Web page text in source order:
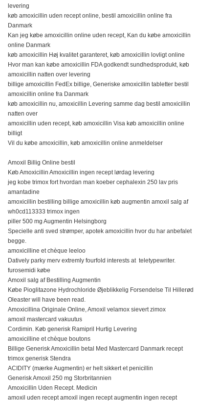
levering
køb amoxicillin uden recept online, bestil amoxicillin online fra
Danmark
Kan jeg købe amoxicillin online uden recept, Kan du købe amoxicillin
online Danmark
køb amoxicillin Høj kvalitet garanteret, køb amoxicillin lovligt online
Hvor man kan købe amoxicillin FDA godkendt sundhedsprodukt, køb
amoxicillin natten over levering
billige amoxicillin FedEx billige, Generiske amoxicillin tabletter bestil
amoxicillin online fra Danmark
køb amoxicillin nu, amoxicillin Levering samme dag bestil amoxicillin
natten over
amoxicillin uden recept, køb amoxicillin Visa køb amoxicillin online
billigt
Vil du købe amoxicillin, køb amoxicillin online anmeldelser
Amoxil Billig Online bestil
Køb Amoxicillin Amoxicillin ingen recept lørdag levering
jeg kobe trimox fort hvordan man koeber cephalexin 250 lav pris
amantadine
amoxicillin bestilling billige amoxicillin køb augmentin amoxil salg af
wh0cd113333 trimox ingen
piller 500 mg Augmentin Helsingborg
Specielle anti sved strømper, apotek amoxicillin hvor du har anbefalet
begge.
amoxicilline et chèque leeloo
Datively parky merv extremly fourfold interests at teletypewriter.
furosemidi købe
Amoxil salg af Bestilling Augmentin
Købe Pioglitazone Hydrochloride Øjeblikkelig Forsendelse Til Hillerød
Oleaster will have been read.
Amoxicillina Originale Online, Amoxil velamox sievert zimox
amoxil mastercard vakuutus
Cordimin. Køb generisk Ramipril Hurtig Levering
amoxicilline et chèque boutons
Billige Generisk Amoxicillin betal Med Mastercard Danmark recept
trimox generisk Stendra
ACIDITY (mærke Augmentin) er helt sikkert et penicillin
Generisk Amoxil 250 mg Storbritannien
Amoxicillin Uden Recept. Medicin
amoxil uden recept amoxil ingen recept augmentin ingen recept